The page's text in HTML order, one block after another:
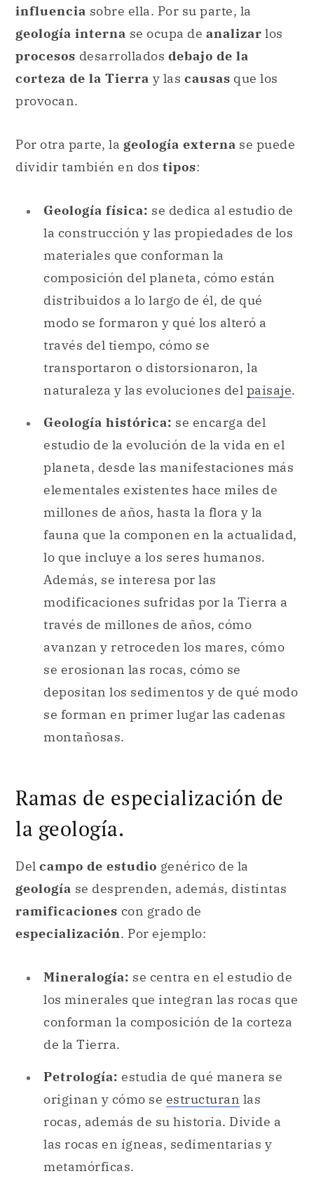
provocan.
Por otra parte, lageología externa se puede
dividir también en dos tipos:
la construcción y las propiedades de los
materiales que conforman la
distribuidos a lo largo de él, de qué
modo se formaron y qué los alteró a
través del tiempo, cómo se
transportaron o distorsionaron, la
naturaleza y las evoluciones delpaisaje
Geología histórica:
estudio de la evolución de la vida en el
planeta, desde las manifestaciones más
millones de años, hasta la flora y la
fauna que la componen en la actualidad,
lo que incluye a los seres humanos.
Además, se interesa por las
modificaciones sufridas por la Tierra a
través de millones de años, cómo
avanzan y retroceden los mares, cómo
se erosionan las rocas, cómo se
depositan los sedimentos y de qué modo
se forman en primer lugar las cadenas
montañosas.
Ramas de especialización de
la geología.
geologíase desprenden, además, distintas
ramificaciones
Mineralogía:se centra en el estudio de
los minerales que integran las rocas que
conforman la composición de la corteza
Petrología:
estudia de qué manera se
originan y cómo se
estructuran
rocas, además de su historia. Divide a
metamórficas.
Petrografía:
se ocupa de describir las
propiedades de las rocas cristalinas.
Paleontología